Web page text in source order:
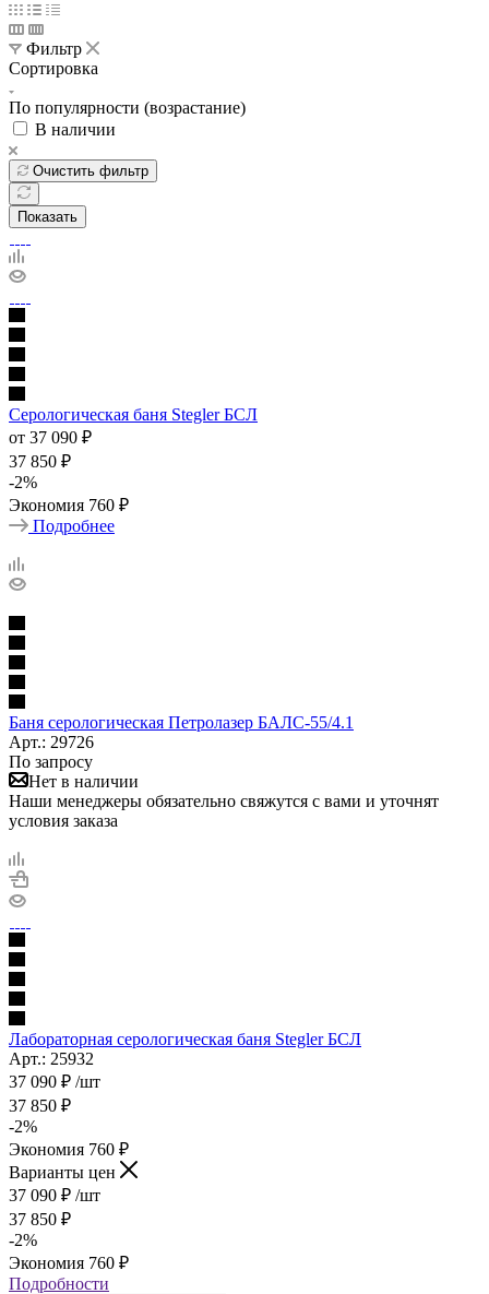
Фильтр
Сортировка
По популярности (возрастание)
В наличии
Очистить фильтр
Показать
Серологическая баня Stegler БСЛ
от 37 090 ₽
37 850 ₽
-2%
Экономия 760 ₽
Подробнее
Баня серологическая Петролазер БАЛС-55/4.1
Арт.: 29726
По запросу
Нет в наличии
Наши менеджеры обязательно свяжутся с вами и уточнят
условия заказа
Лабораторная серологическая баня Stegler БСЛ
Арт.: 25932
37 090 ₽ /шт
37 850 ₽
-2%
Экономия 760 ₽
Варианты цен
37 090 ₽ /шт
37 850 ₽
-2%
Экономия 760 ₽
Подробности